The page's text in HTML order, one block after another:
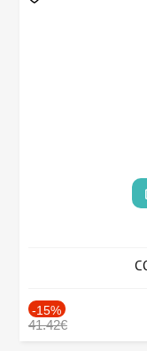
-15%
41.42€